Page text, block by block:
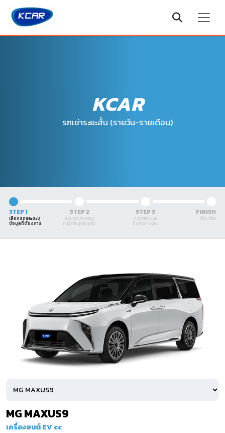
KCAR
รถเช่าระยะสั้น (รายวัน-รายเดือน)
STEP 1
เลือกรถและระบุ
ข้อมูลที่ต้องการ
STEP 2
สรุปรายการจอง
กรอกข้อมูลส่วนตัว
STEP 3
ตรวจสอบและ
ยืนยันการจอง
FINISH
เรียบร้อย
MG MAXUS9
เครื่องยนต์ EV cc